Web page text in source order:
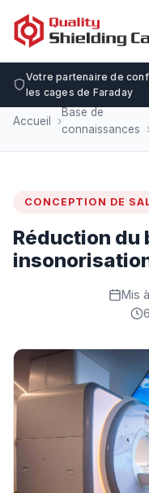
Votre partenaire de
les cages de Faraday
Accueil
Base de
connaissances
CONCEPTION DE
Réduction
Mis